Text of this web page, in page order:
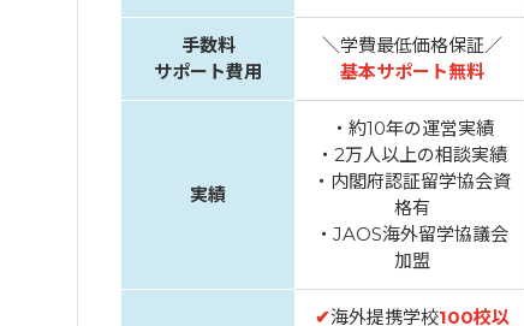
手数料
サポート費用
＼学費最低価格保証／
基本サポート無料
実績
・約10年の運営実績
・2万人以上の相談実績
・内閣府認証留学協会資
格有
・JAOS海外留学協議会
加盟
✔海外提携学校100校以